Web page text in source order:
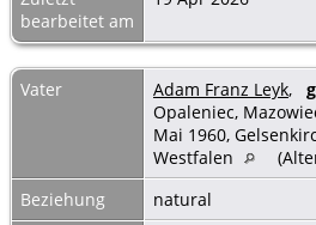
bearbeitet am
Vater Adam Franz Leyk,
Opaleniec,
Mai 1960,
Westfalen
Beziehung
natural